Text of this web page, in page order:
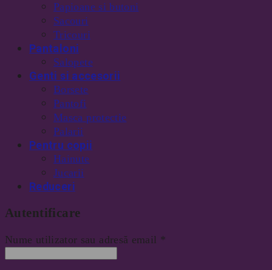
Papioane si butoni
Sacouri
Tricouri
Pantaloni
Salopete
Genti si accesorii
Borsete
Pantofi
Masca protectie
Palarii
Pentru copii
Hainute
Jucarii
Reduceri
Autentificare
Nume utilizator sau adresă email *